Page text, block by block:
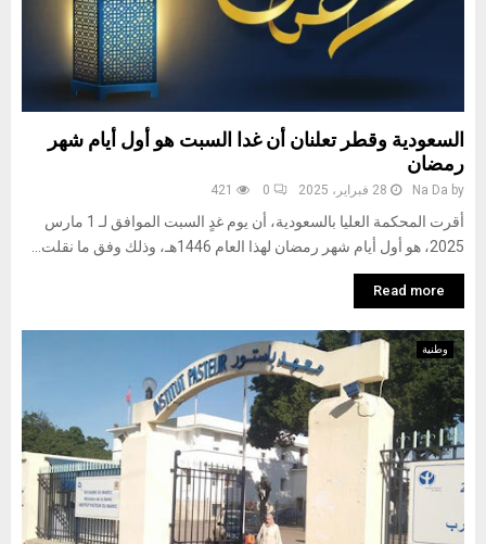
السعودية وقطر تعلنان أن غدا السبت هو أول أيام شهر
رمضان
by
Na Da 28 فبراير، 2025 0
421
أقرت المحكمة العليا بالسعودية، أن يوم غدٍ السبت الموافق لـ 1 مارس
2025، هو أول أيام شهر رمضان لهذا العام 1446هـ، وذلك وفق ما نقلت...
Read more
وطنية